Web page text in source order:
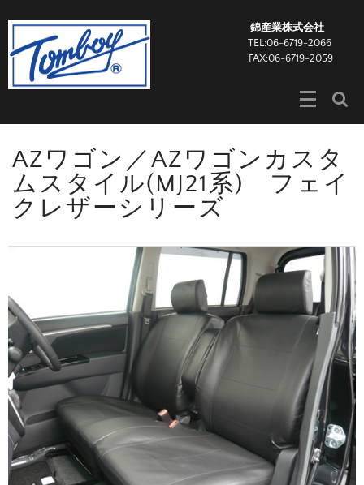
錦産業株式会社
TEL:06-6719-2066
FAX:06-6719-2059
AZワゴン／AZワゴンカスタ
ムスタイル(MJ21系) フェイ
クレザーシリーズ